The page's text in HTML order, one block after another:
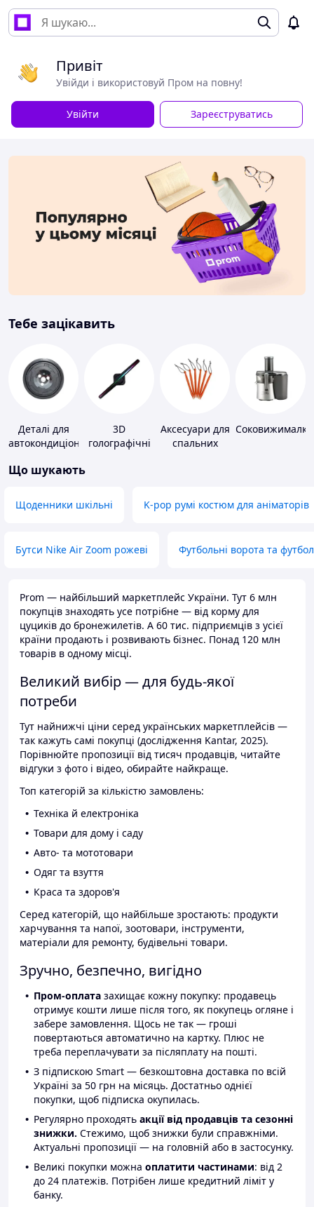
Привіт
Увійди і використовуй Пром на повну!
Увійти Зареєструватись
Тебе зацікавить
Деталі для
автокондиціонерів
3D
голографічні
Аксесуари для
спальних
Соковижималки
Що шукають
Щоденники шкільні K-pop румі костюм для аніматорів
Бутси Nike Air Zoom рожеві Футбольні ворота та
Prom — найбільший маркетплейс України. Тут 6 млн
покупців знаходять усе потрібне — від корму для
цуциків до бронежилетів. А 60 тис. підприємців з усієї
країни продають і розвивають бізнес. Понад 120 млн
товарів в одному місці.
Великий вибір — для будь-якої
потреби
Тут найнижчі ціни серед українських маркетплейсів —
так кажуть самі покупці (дослідження Kantar, 2025).
Порівнюйте пропозиції від тисяч продавців, читайте
відгуки з фото і відео, обирайте найкраще.
Топ категорій за кількістю замовлень:
Техніка й електроніка
Товари для дому і саду
Авто- та мототовари
Одяг та взуття
Краса та здоров'я
Серед категорій, що найбільше зростають: продукти
харчування та напої, зоотовари, інструменти,
матеріали для ремонту, будівельні товари.
Зручно, безпечно, вигідно
Пром-оплата захищає кожну покупку: продавець
отримує кошти лише після того, як покупець огляне і
забере замовлення. Щось не так — гроші
повертаються автоматично на картку. Плюс не
треба переплачувати за післяплату на пошті.
З підпискою Smart — безкоштовна доставка по всій
Україні за 50 грн на місяць. Достатньо однієї
покупки, щоб підписка окупилась.
Регулярно проходять акції від продавців та сезонні
знижки. Стежимо, щоб знижки були справжніми.
Актуальні пропозиції — на головній або в застосунку.
Великі покупки можна оплатити частинами: від 2
до 24 платежів. Потрібен лише кредитний ліміт у
банку.